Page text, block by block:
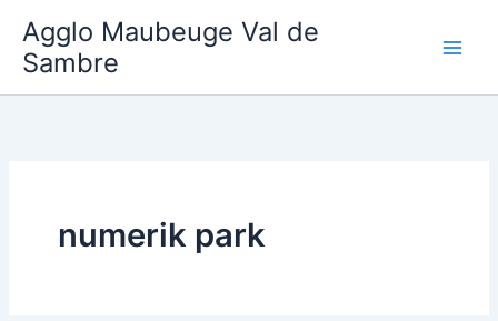
contenu
Agglo Maubeuge Val de
Sambre
numerik park